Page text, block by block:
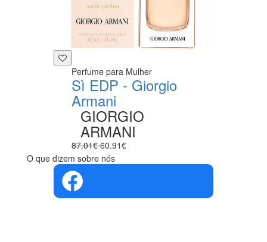
Perfume para Mulher
Sì EDP - Giorgio
Armani
GIORGIO
ARMANI
87.01€60.91€
O que dizem sobre nós